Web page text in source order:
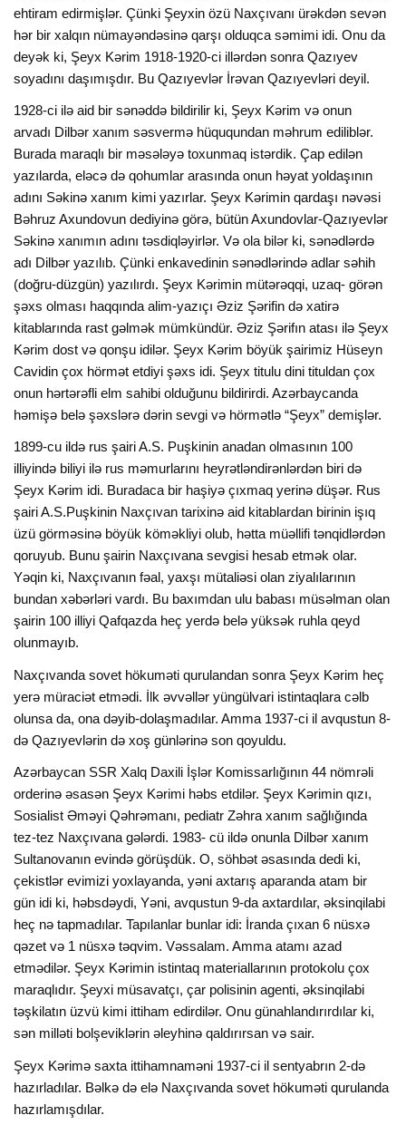
ehtiram edirmişlər. Çünki Şeyxin özü Naxçıvanı ürəkdən sevən
hər bir xalqın nümayəndəsinə qarşı olduqca səmimi idi. Onu da
deyək ki, Şeyx Kərim 1918-1920-ci illərdən sonra Qazıyev
soyadını daşımışdır. Bu Qazıyevlər İrəvan Qazıyevləri deyil.
1928-ci ilə aid bir sənəddə bildirilir ki, Şeyx Kərim və onun
arvadı Dilbər xanım səsvermə hüququndan məhrum ediliblər.
Burada maraqlı bir məsələyə toxunmaq istərdik. Çap edilən
yazılarda, eləcə də qohumlar arasında onun həyat yoldaşının
adını Səkinə xanım kimi yazırlar. Şeyx Kərimin qardaşı nəvəsi
Bəhruz Axundovun dediyinə görə, bütün Axundovlar-Qazıyevlər
Səkinə xanımın adını təsdiqləyirlər. Və ola bilər ki, sənədlərdə
adı Dilbər yazılıb. Çünki enkavedinin sənədlərində adlar səhih
(doğru-düzgün) yazılırdı. Şeyx Kərimin mütərəqqi, uzaq- görən
şəxs olması haqqında alim-yazıçı Əziz Şərifin də xatirə
kitablarında rast gəlmək mümkündür. Əziz Şərifın atası ilə Şeyx
Kərim dost və qonşu idilər. Şeyx Kərim böyük şairimiz Hüseyn
Cavidin çox hörmət etdiyi şəxs idi. Şeyx titulu dini tituldan çox
onun hərtərəfli elm sahibi olduğunu bildirirdi. Azərbaycanda
həmişə belə şəxslərə dərin sevgi və hörmətlə “Şeyx” demişlər.
1899-cu ildə rus şairi A.S. Puşkinin anadan olmasının 100
illiyində biliyi ilə rus məmurlarını heyrətləndirənlərdən biri də
Şeyx Kərim idi. Buradaca bir haşiyə çıxmaq yerinə düşər. Rus
şairi A.S.Puşkinin Naxçıvan tarixinə aid kitablardan birinin işıq
üzü görməsinə böyük köməkliyi olub, hətta müəllifi tənqidlərdən
qoruyub. Bunu şairin Naxçıvana sevgisi hesab etmək olar.
Yəqin ki, Naxçıvanın fəal, yaxşı mütaliəsi olan ziyalılarının
bundan xəbərləri vardı. Bu baxımdan ulu babası müsəlman olan
şairin 100 illiyi Qafqazda heç yerdə belə yüksək ruhla qeyd
olunmayıb.
Naxçıvanda sovet hökuməti qurulandan sonra Şeyx Kərim heç
yerə müraciət etmədi. İlk əvvəllər yüngülvari istintaqlara cəlb
olunsa da, ona dəyib-dolaşmadılar. Amma 1937-ci il avqustun 8-
də Qazıyevlərin də xoş günlərinə son qoyuldu.
Azərbaycan SSR Xalq Daxili İşlər Komissarlığının 44 nömrəli
orderinə əsasən Şeyx Kərimi həbs etdilər. Şeyx Kərimin qızı,
Sosialist Əməyi Qəhrəmanı, pediatr Zəhra xanım sağlığında
tez-tez Naxçıvana gələrdi. 1983- cü ildə onunla Dilbər xanım
Sultanovanın evində görüşdük. O, söhbət əsasında dedi ki,
çekistlər evimizi yoxlayanda, yəni axtarış aparanda atam bir
gün idi ki, həbsdəydi, Yəni, avqustun 9-da axtardılar, əksinqilabi
heç nə tapmadılar. Tapılanlar bunlar idi: İranda çıxan 6 nüsxə
qəzet və 1 nüsxə təqvim. Vəssalam. Amma atamı azad
etmədilər. Şeyx Kərimin istintaq materiallarının protokolu çox
maraqlıdır. Şeyxi müsavatçı, çar polisinin agenti, əksinqilabi
təşkilatın üzvü kimi ittiham edirdilər. Onu günahlandırırdılar ki,
sən milləti bolşeviklərin əleyhinə qaldırırsan və sair.
Şeyx Kərimə saxta ittihamnaməni 1937-ci il sentyabrın 2-də
hazırladılar. Bəlkə də elə Naxçıvanda sovet hökuməti qurulanda
hazırlamışdılar.